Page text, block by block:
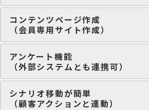
コンテンツページ作成
（会員専用サイト作成）
アンケート機能
（外部システムとも連携可）
シナリオ移動が簡単
（顧客アクションと連動）